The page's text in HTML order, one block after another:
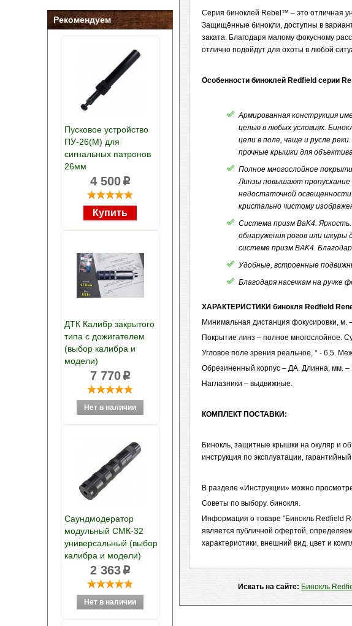
Рекомендуем
Пусковое устройство
ПУ-26(М) для
сигнальных патронов
26мм
4 500p
ДТК Калибр закрытого
типа с дожигателем
(выбор калибра и
модели)
7 770p
Саундмодератор
модульный СМК-32
универсальный (выбор
калибра и модели)
2 363p
Серия биноклей Rebel™ – это отличная
Защищённые бинокли, доступны в
заката. Благодаря малому фокусному
отлично подойдут для охоты в любой
Особенности биноклей Redfield серии
Армированная конструкция
целью в любых условиях.
цели в поле, чаще и русле
прочные крышки для
Полное многослойное
Линзы повышают пропускание
недостаточной
кристально чистому
Система призм BaK4.
обнаружения рогов или шкуры
системе призм BAK4.
Удобные, встроенные
Благодаря насечкам на ручке
ХАРАКТЕРИСТИКИ бинокля Redfield
Минимальная дистанция фокусировки, м.
Покрытие линз – полное многослойное.
Угловое поле зрения реальное, ° - 6,5.
Обрезиненный корпус – ДА. Длинна, мм. –
Наглазники – выдвижные.
КОМПЛЕКТ ПОСТАВКИ:
Бинокль, защитные крышки на окуляр и
инструкция по эксплуатации,
В разделе «Инструкции» можно
Советы по выбору. бинокля.
Информация о товаре "Бинокль Redfield
является публичной офертой,
характеристики, внешний вид, цвет и
Искать на сайте: Бинокль